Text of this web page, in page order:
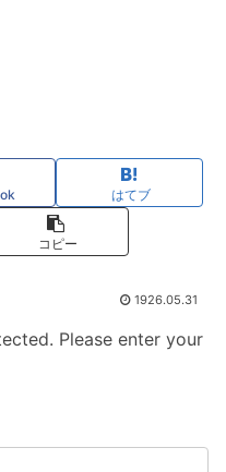
はてブ
コピー
1926.05.31
Please enter your